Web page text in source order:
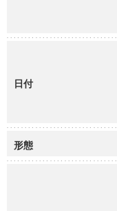
日付
形態